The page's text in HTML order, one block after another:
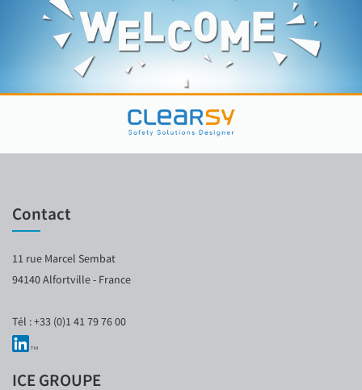
Contact
11 rue Marcel Sembat
94140 Alfortville - France
Tél : +33 (0)1 41 79 76 00
ICE GROUPE